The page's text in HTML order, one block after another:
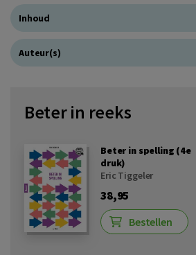
Inhoud
Auteur(s)
Beter in reeks
Beter in spelling (4e
druk)
Eric Tiggeler
38,95
Bestellen